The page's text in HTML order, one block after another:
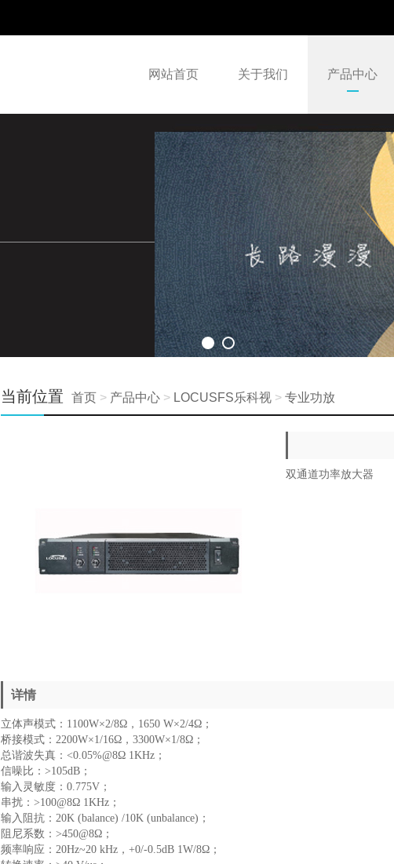
网站首页 关于我们 产品中心
当前位置 首页> 产品中心> LOCUSFS乐科视> 专业功放
双通道功率放大器
详情
立体声模式：1100W×2/8Ω，1650 W×2/4Ω；
桥接模式：2200W×1/16Ω，3300W×1/8Ω；
总谐波失真：<0.05%@8Ω 1KHz；
信噪比：>105dB；
输入灵敏度：0.775V；
串扰：>100@8Ω 1KHz；
输入阻抗：20K (balance) /10K (unbalance)；
阻尼系数：>450@8Ω；
频率响应：20Hz~20 kHz，+0/-0.5dB 1W/8Ω；